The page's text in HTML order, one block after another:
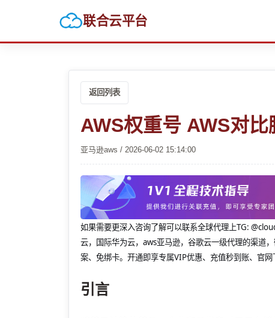
联合云平台
返回列表
AWS权重号 AWS对
亚马逊aws / 2026-06-02 15:14:00
如果需要更深入咨询了解可以联系全球代理上TG:
云，国际华为云，aws亚马逊，谷歌云一级代理的渠道
案、免绑卡。开通即享专属VIP优惠、充值秒到账、官网
引言